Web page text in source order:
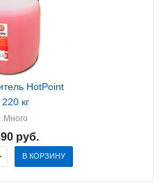
HotPoint
кг
Много
руб.
В КОРЗИНУ